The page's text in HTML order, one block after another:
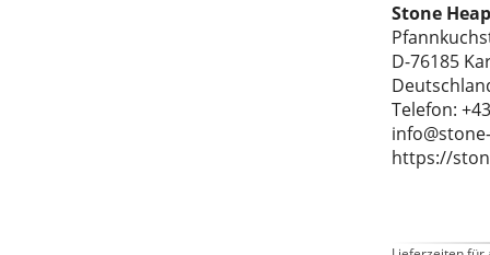
Stone
D-76185
Telefon:
https://